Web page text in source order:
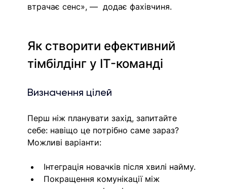
втрачає сенс», —  додає фахівчиня.
Як створити ефективний
тімбілдінг у IT-команді
Визначення цілей
Перш ніж планувати захід, запитайте
себе: навіщо це потрібно саме зараз?
Можливі варіанти:
Інтеграція новачків після хвилі найму.
Покращення комунікації між